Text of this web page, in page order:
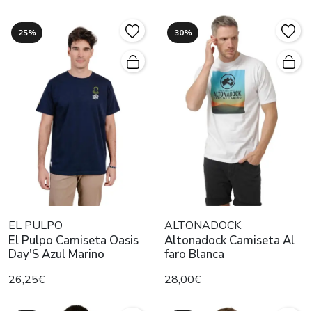
25%
EL PULPO
El Pulpo Camiseta Oasis
Day'S Azul Marino
26,25€
30%
ALTONADOCK
Altonadock Camiseta Al
faro Blanca
28,00€